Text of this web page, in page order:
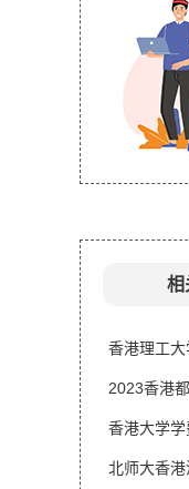
相
香港理工
2023香港
香港大学
表）
北师大香